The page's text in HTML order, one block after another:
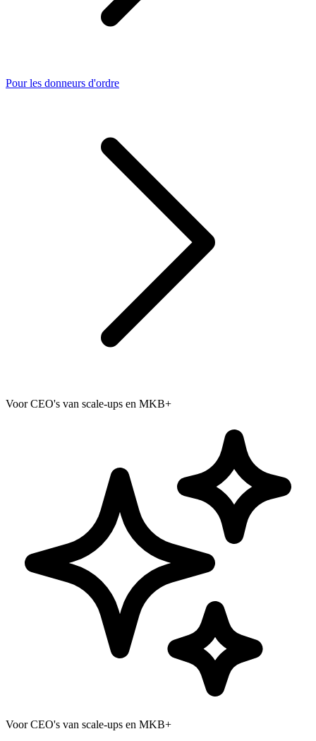
Pour les donneurs d'ordre
Voor CEO's van scale-ups en MKB+
Voor CEO's van scale-ups en MKB+